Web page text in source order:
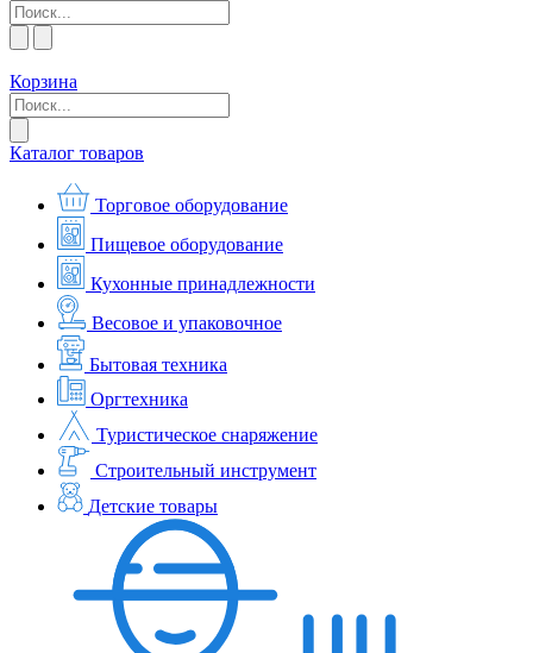
Корзина
Каталог товаров
Торговое оборудование
Пищевое оборудование
Кухонные принадлежности
Весовое и упаковочное
Бытовая техника
Оргтехника
Туристическое снаряжение
Строительный инструмент
Детские товары